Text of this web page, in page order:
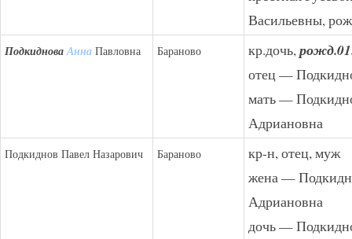
Васильевны,
ПодкидноваАнна Павловна Бараново кр.дочь,
отец —
мать —
Адриановна
Подкиднов Павел Назарович Бараново
кр-н, отец, муж
жена —
Адриановна
дочь —